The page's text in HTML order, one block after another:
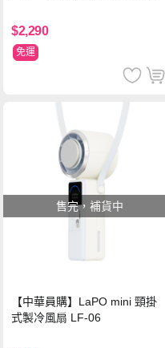
$2,290
免運
售完，補貨中
【中華員購】LaPO mini 頸掛
式製冷風扇 LF-06